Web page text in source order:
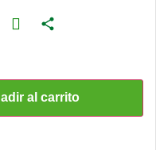
al carrito